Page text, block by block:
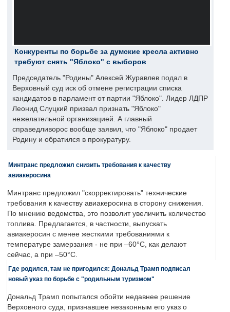
Конкуренты по борьбе за думские кресла активно
требуют снять "Яблоко" с выборов
Председатель "Родины" Алексей Журавлев подал в
Верховный суд иск об отмене регистрации списка
кандидатов в парламент от партии "Яблоко". Лидер ЛДПР
Леонид Слуцкий призвал признать "Яблоко"
нежелательной организацией. А главный
справедливорос вообще заявил, что "Яблоко" продает
Родину и обратился в прокуратуру.
Минтранс предложил снизить требования к качеству
авиакеросина
Минтранс предложил "скорректировать" технические
требования к качеству авиакеросина в сторону снижения.
По мнению ведомства, это позволит увеличить количество
топлива. Предлагается, в частности, выпускать
авиакеросин с менее жесткими требованиями к
температуре замерзания - не при –60°C, как делают
сейчас, а при –50°C.
Где родился, там не пригодился: Дональд Трамп подписал
новый указ по борьбе с "родильным туризмом"
Дональд Трамп попытался обойти недавнее решение
Верховного суда, признавшее незаконным его указ о